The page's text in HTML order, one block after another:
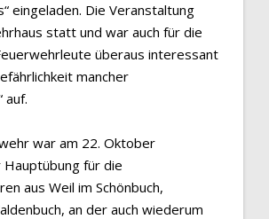
eingeladen. Die Veranstaltung
statt und war auch für die
überaus interessant
mancher
auf.
war am 22. Oktober
für die
aus Weil im Schönbuch,
an der auch wiederum